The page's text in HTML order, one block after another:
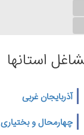
استانها
آذربایجان غربی
چهارمحال و بختیاری